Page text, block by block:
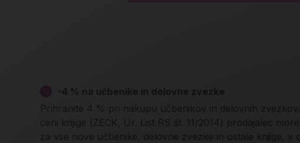
-4 % na učbenike in delovne zvezke
Prihranite 4 % pri nakupu učbenikov in delovnih
ceni knjige (ZECK, Ur. List RS št. 11/2014) prodajalec
za vse nove učbenike, delovne zvezke in ostale knjige, v